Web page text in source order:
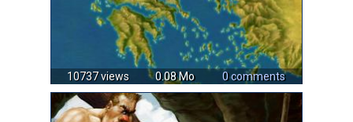
10737 views 0.08 Mo 0 comments